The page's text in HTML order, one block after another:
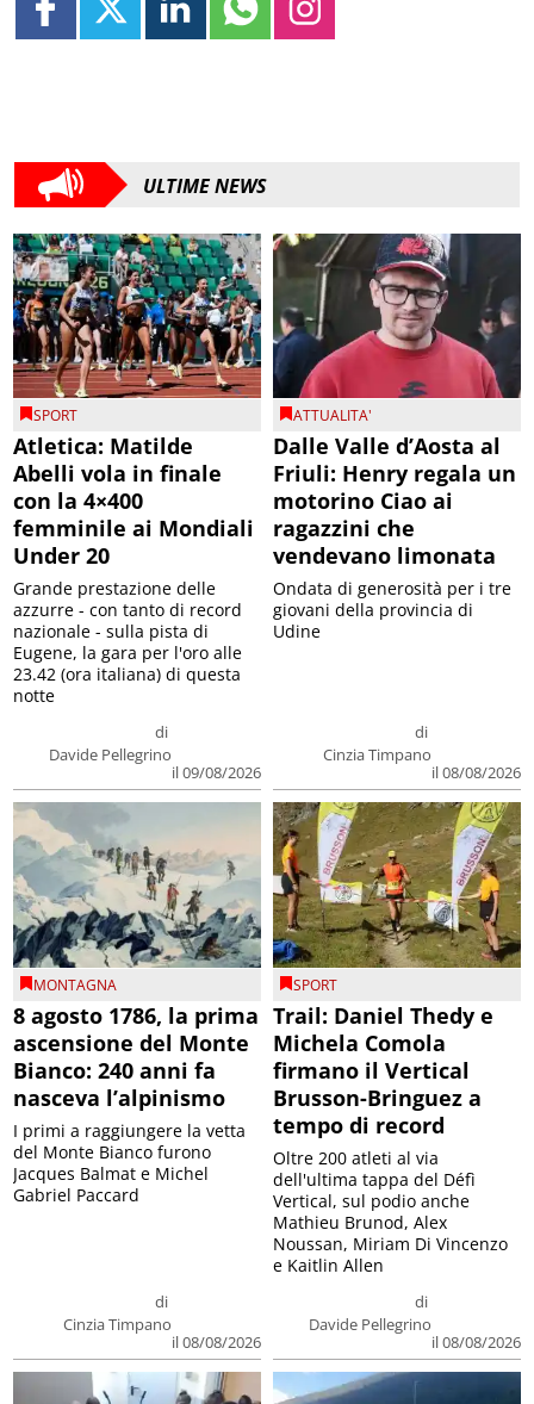
ULTIME NEWS
SPORT
Atletica: Matilde
Abelli vola in finale
con la 4×400
femminile ai Mondiali
Under 20
di
Davide Pellegrino
il 09/08/2026
Grande prestazione delle
azzurre - con tanto di record
nazionale - sulla pista di
Eugene, la gara per l'oro alle
23.42 (ora italiana) di questa
notte
ATTUALITA'
Dalle Valle d’Aosta al
Friuli: Henry regala un
motorino Ciao ai
ragazzini che
vendevano limonata
di
Cinzia Timpano
il 08/08/2026
Ondata di generosità per i tre
giovani della provincia di
Udine
MONTAGNA
8 agosto 1786, la prima
ascensione del Monte
Bianco: 240 anni fa
nasceva l’alpinismo
di
Cinzia Timpano
il 08/08/2026
I primi a raggiungere la vetta
del Monte Bianco furono
Jacques Balmat e Michel
Gabriel Paccard
SPORT
Trail: Daniel Thedy e
Michela Comola
firmano il Vertical
Brusson-Bringuez a
tempo di record
di
Davide Pellegrino
il 08/08/2026
Oltre 200 atleti al via
dell'ultima tappa del Défì
Vertical, sul podio anche
Mathieu Brunod, Alex
Noussan, Miriam Di Vincenzo
e Kaitlin Allen